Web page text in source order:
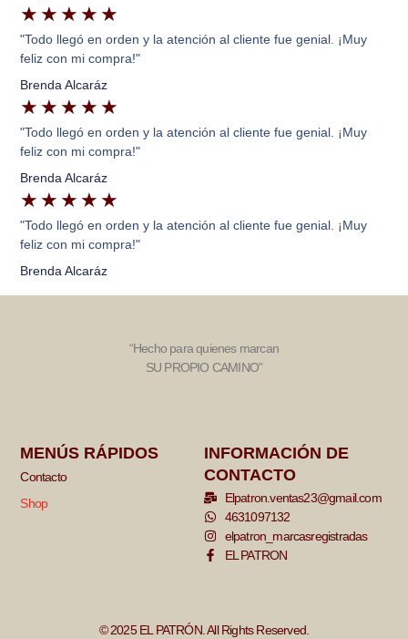
★ ★ ★ ★ ★
"Todo llegó en orden y la atención al cliente fue genial. ¡Muy
feliz con mi compra!"
Brenda Alcaráz
★ ★ ★ ★ ★
"Todo llegó en orden y la atención al cliente fue genial. ¡Muy
feliz con mi compra!"
Brenda Alcaráz
★ ★ ★ ★ ★
"Todo llegó en orden y la atención al cliente fue genial. ¡Muy
feliz con mi compra!"
Brenda Alcaráz
“Hecho para quienes marcan
SU PROPIO CAMINO”
MENÚS RÁPIDOS
Contacto
Shop
INFORMACIÓN DE
CONTACTO
Elpatron.ventas23@gmail.com
4631097132
elpatron_marcasregistradas
EL PATRON
© 2025 EL PATRÓN. All Rights Reserved.